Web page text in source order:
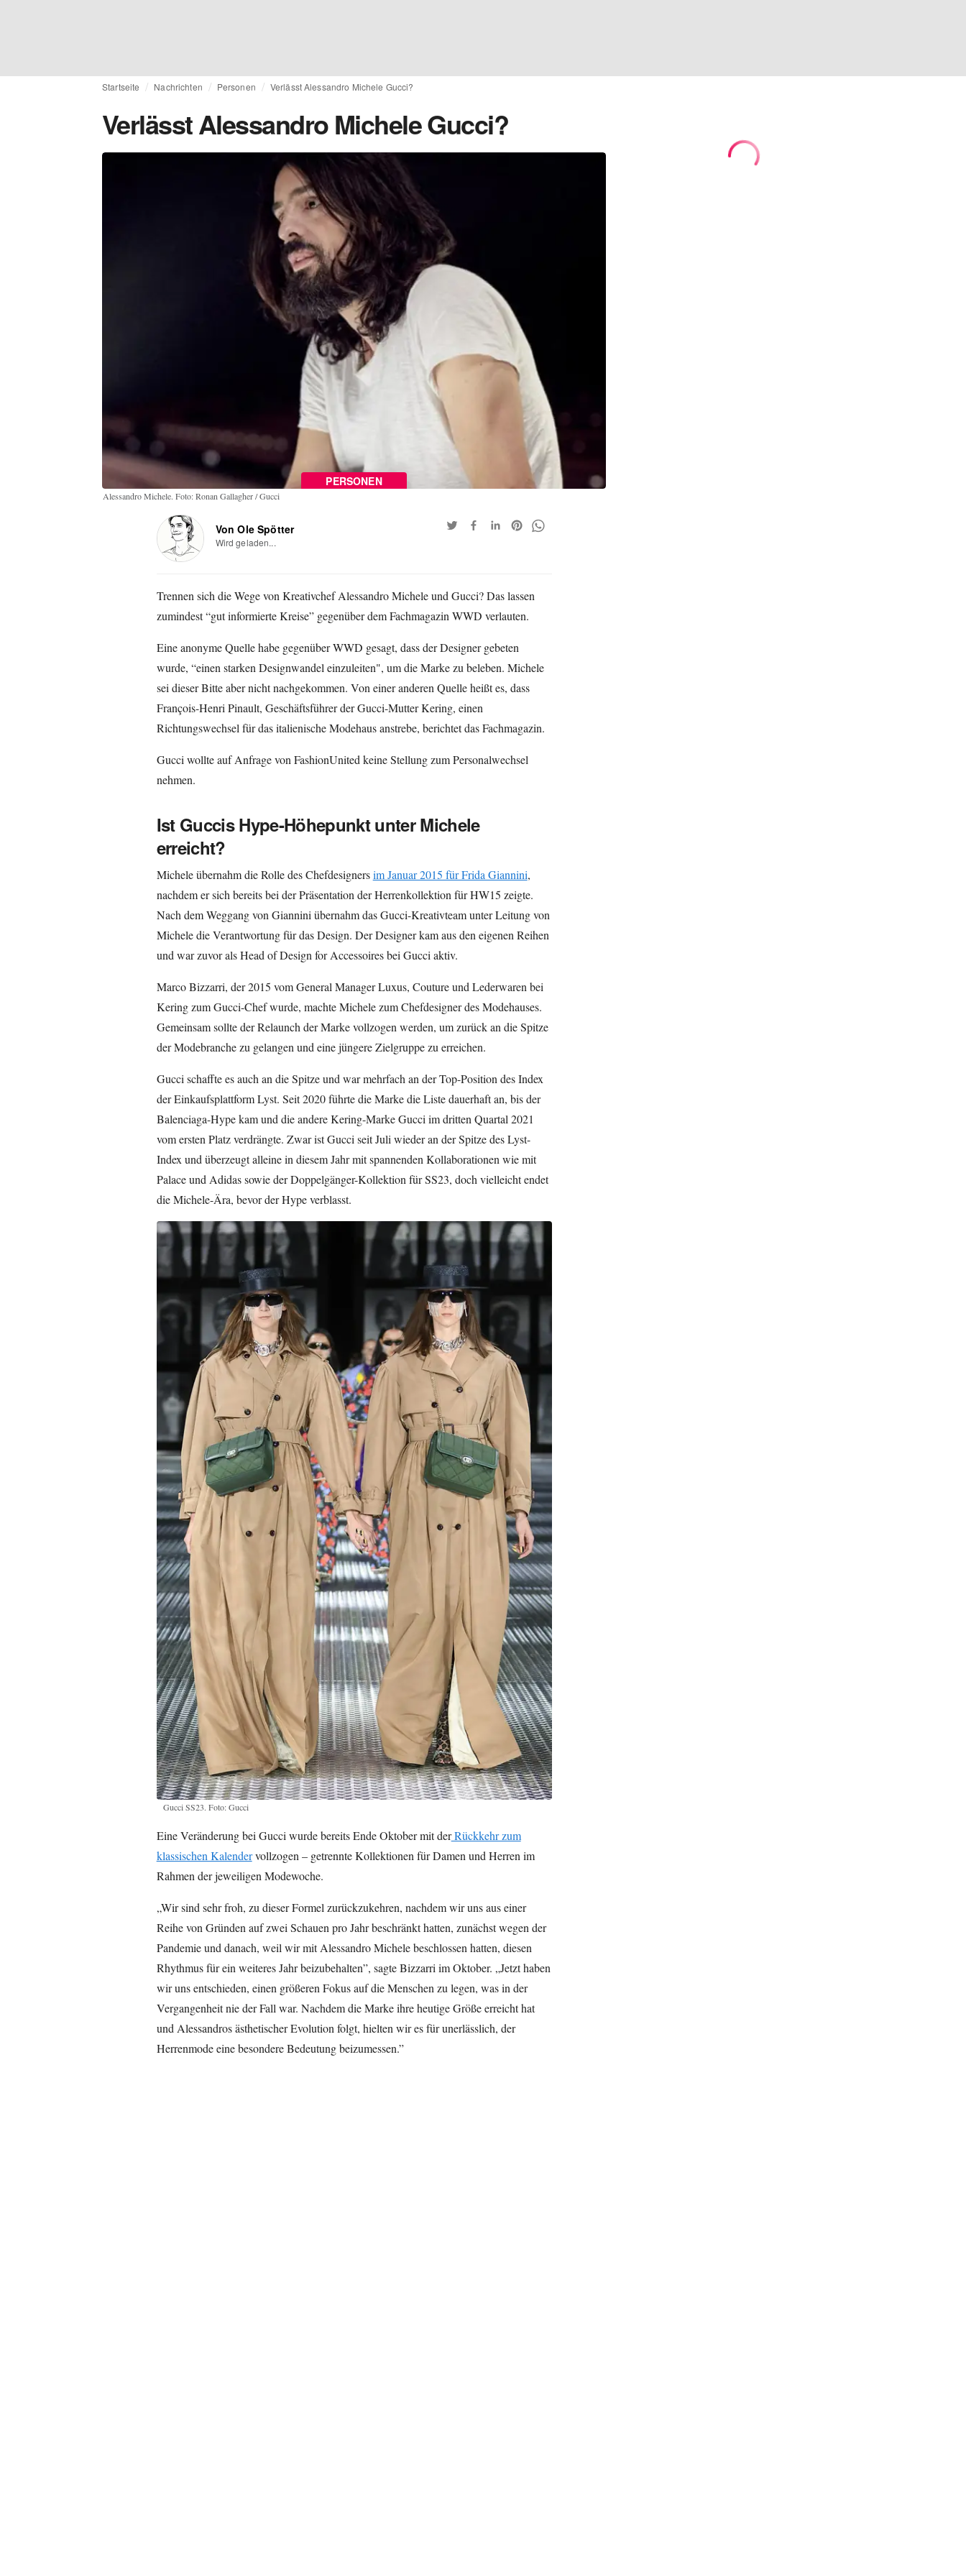
Startseite Nachrichten Personen Verlässt Alessandro Michele Gucci?
Verlässt Alessandro Michele Gucci?
PERSONEN
Alessandro Michele. Foto: Ronan Gallagher / Gucci
Von Ole Spötter
Wird geladen...
Trennen sich die Wege von Kreativchef Alessandro Michele und Gucci? Das lassen
zumindest “gut informierte Kreise” gegenüber dem Fachmagazin WWD verlauten.
Eine anonyme Quelle habe gegenüber WWD gesagt, dass der Designer gebeten
wurde, “einen starken Designwandel einzuleiten", um die Marke zu beleben. Michele
sei dieser Bitte aber nicht nachgekommen. Von einer anderen Quelle heißt es, dass
François-Henri Pinault, Geschäftsführer der Gucci-Mutter Kering, einen
Richtungswechsel für das italienische Modehaus anstrebe, berichtet das Fachmagazin.
Gucci wollte auf Anfrage von FashionUnited keine Stellung zum Personalwechsel
nehmen.
Ist Guccis Hype-Höhepunkt unter Michele
erreicht?
Michele übernahm die Rolle des Chefdesignersim Januar 2015 für Frida Giannini,
nachdem er sich bereits bei der Präsentation der Herrenkollektion für HW15 zeigte.
Nach dem Weggang von Giannini übernahm das Gucci-Kreativteam unter Leitung von
Michele die Verantwortung für das Design. Der Designer kam aus den eigenen Reihen
und war zuvor als Head of Design for Accessoires bei Gucci aktiv.
Marco Bizzarri, der 2015 vom General Manager Luxus, Couture und Lederwaren bei
Kering zum Gucci-Chef wurde, machte Michele zum Chefdesigner des Modehauses.
Gemeinsam sollte der Relaunch der Marke vollzogen werden, um zurück an die Spitze
der Modebranche zu gelangen und eine jüngere Zielgruppe zu erreichen.
Gucci schaffte es auch an die Spitze und war mehrfach an der Top-Position des Index
der Einkaufsplattform Lyst. Seit 2020 führte die Marke die Liste dauerhaft an, bis der
Balenciaga-Hype kam und die andere Kering-Marke Gucci im dritten Quartal 2021
vom ersten Platz verdrängte. Zwar ist Gucci seit Juli wieder an der Spitze des Lyst-
Index und überzeugt alleine in diesem Jahr mit spannenden Kollaborationen wie mit
Palace und Adidas sowie der Doppelgänger-Kollektion für SS23, doch vielleicht endet
die Michele-Ära, bevor der Hype verblasst.
Gucci SS23. Foto: Gucci
Eine Veränderung bei Gucci wurde bereits Ende Oktober mit derRückkehr zum
klassischen Kalendervollzogen – getrennte Kollektionen für Damen und Herren im
Rahmen der jeweiligen Modewoche.
„Wir sind sehr froh, zu dieser Formel zurückzukehren, nachdem wir uns aus einer
Reihe von Gründen auf zwei Schauen pro Jahr beschränkt hatten, zunächst wegen der
Pandemie und danach, weil wir mit Alessandro Michele beschlossen hatten, diesen
Rhythmus für ein weiteres Jahr beizubehalten”, sagte Bizzarri im Oktober. „Jetzt haben
wir uns entschieden, einen größeren Fokus auf die Menschen zu legen, was in der
Vergangenheit nie der Fall war. Nachdem die Marke ihre heutige Größe erreicht hat
und Alessandros ästhetischer Evolution folgt, hielten wir es für unerlässlich, der
Herrenmode eine besondere Bedeutung beizumessen.”